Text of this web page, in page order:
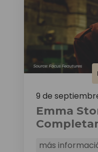
9 de
Emma
más